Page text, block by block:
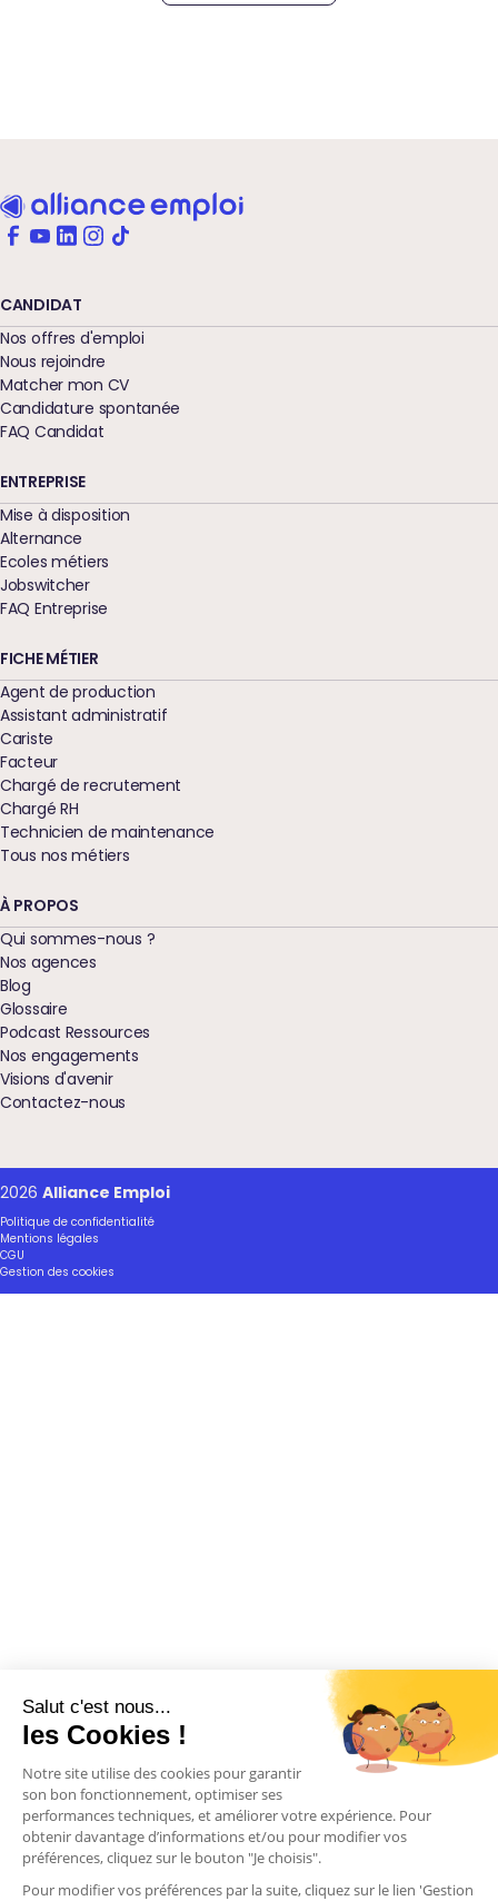
Salut c'est nous...
les Cookies !
Notre site utilise des cookies pour garantir
son bon fonctionnement, optimiser ses
performances techniques, et améliorer votre expérience. Pour
obtenir davantage d’informations et/ou pour modifier vos
préférences, cliquez sur le bouton "Je choisis".
Pour modifier vos préférences par la suite, cliquez sur le lien 'Gestion
CANDIDAT
Nos offres d'emploi
Nous rejoindre
Matcher mon CV
Candidature spontanée
FAQ Candidat
ENTREPRISE
Mise à disposition
Alternance
Ecoles métiers
Jobswitcher
FAQ Entreprise
FICHE MÉTIER
Agent de production
Assistant administratif
Cariste
Facteur
Chargé de recrutement
Chargé RH
Technicien de maintenance
Tous nos métiers
À PROPOS
Qui sommes-nous ?
Nos agences
Blog
Glossaire
Podcast Ressources
Nos engagements
Visions d'avenir
Contactez-nous
2026 Alliance Emploi
Politique de confidentialité
Mentions légales
CGU
Gestion des cookies